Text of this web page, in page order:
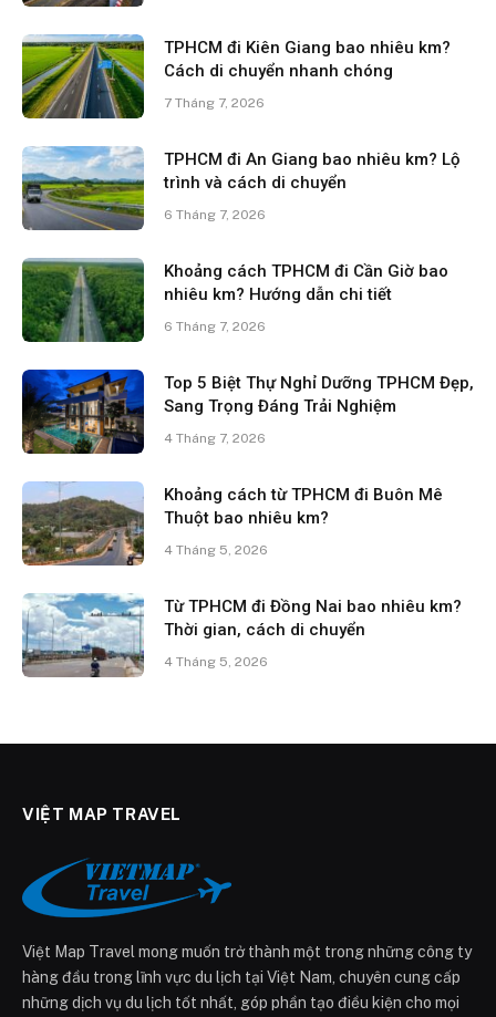
TPHCM đi Kiên Giang bao nhiêu km?
Cách di chuyển nhanh chóng
7 Tháng 7, 2026
TPHCM đi An Giang bao nhiêu km? Lộ
trình và cách di chuyển
6 Tháng 7, 2026
Khoảng cách TPHCM đi Cần Giờ bao
nhiêu km? Hướng dẫn chi tiết
6 Tháng 7, 2026
Top 5 Biệt Thự Nghỉ Dưỡng TPHCM Đẹp,
Sang Trọng Đáng Trải Nghiệm
4 Tháng 7, 2026
Khoảng cách từ TPHCM đi Buôn Mê
Thuột bao nhiêu km?
4 Tháng 5, 2026
Từ TPHCM đi Đồng Nai bao nhiêu km?
Thời gian, cách di chuyển
4 Tháng 5, 2026
VIỆT MAP TRAVEL
Việt Map Travel mong muốn trở thành một trong những công ty
hàng đầu trong lĩnh vực du lịch tại Việt Nam, chuyên cung cấp
những dịch vụ du lịch tốt nhất, góp phần tạo điều kiện cho mọi